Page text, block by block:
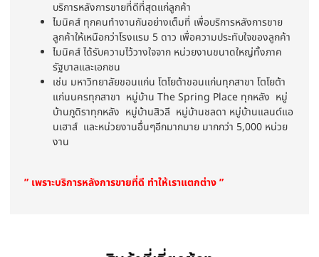
บริการหลังการขายที่ดีที่สุดแก่ลูกค้า
ไมนิคส์ ทุกคนทำงานกันอย่างเต็มที่ เพื่อบริการหลังการขาย
ลูกค้าให้เหนือกว่าโรงแรม 5 ดาว เพื่อความประทับใจของลูกค้า
ไมนิคส์ ได้รับความไว้วางใจจาก หน่วยงานขนาดใหญ่ทั้งภาค
รัฐบาลและเอกชน
เช่น มหาวิทยาลัยขอนแก่น โตโยต้าขอนแก่นทุกสาขา โตโยต้า
แก่นนครทุกสาขา หมู่บ้าน The Spring Place ทุกหลัง หมู่
บ้านภูดิราทุกหลัง หมู่บ้านสิวลี หมู่บ้านชลดา หมู่บ้านแลนด์แอ
นเฮาส์ และหน่วยงานอื่นๆอีกมากมาย มากกว่า 5,000 หน่วย
งาน
” เพราะบริการหลังการขายที่ดี ทำให้เราแตกต่าง ”